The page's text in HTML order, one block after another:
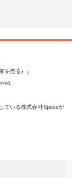
を売る）」
ている株式会社Speeeが